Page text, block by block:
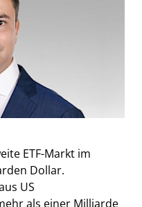
ETF-Markt im
Dollar.
US
als einer Milliarde